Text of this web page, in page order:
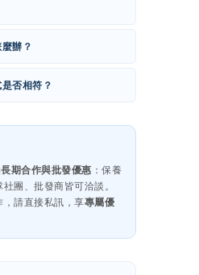
辦？
否相符？
長期合作與批發優惠 ：保養
團、批發商皆可洽談。
，請直接私訊，享專屬優